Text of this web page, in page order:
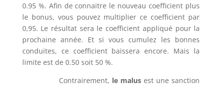
0.95 %. Afin de connaitre le nouveau coefficient plus
le bonus, vous pouvez multiplier ce coefficient par
0,95. Le résultat sera le coefficient appliqué pour la
prochaine année. Et si vous cumulez les bonnes
conduites, ce coefficient baissera encore. Mais la
limite est de 0.50 soit 50 %.
Contrairement, le malus est une sanction